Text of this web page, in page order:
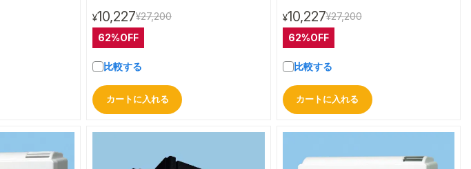
¥10,227¥27,200
62%OFF
比較する
カートに入れる
¥10,227¥27,200
62%OFF
比較する
カートに入れる